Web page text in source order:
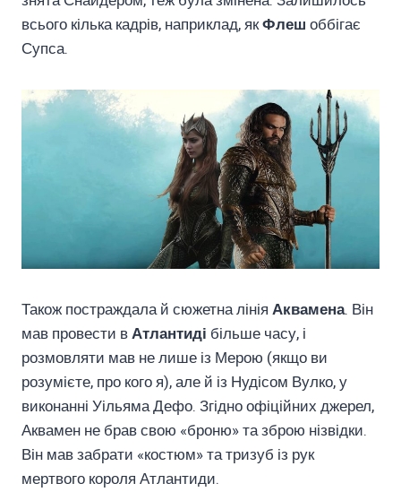
всього кілька кадрів, наприклад, якФлеш оббігає
Супса.
Також постраждала й сюжетна лінія Аквамена. Він
мав провести вАтлантиді більше часу, і
розмовляти мав не лише із Мерою (якщо ви
розумієте, про кого я), але й із Нудісом Вулко, у
виконанні Уільяма Дефо. Згідно офіційних джерел,
Аквамен не брав свою «броню» та зброю нізвідки.
Він мав забрати «костюм» та тризуб із рук
мертвого короля Атлантиди.